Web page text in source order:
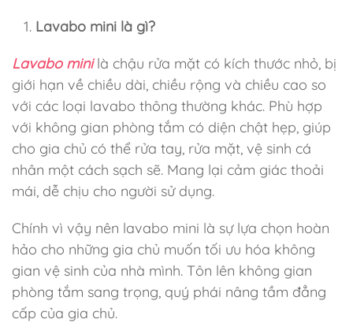
Lavabo mini là gì?
Lavabo minilà chậu rửa mặt có kích thước nhỏ, bị
giới hạn về chiều dài, chiều rộng và chiều cao so
với các loại lavabo thông thường khác. Phù hợp
với không gian phòng tắm có diện chật hẹp, giúp
cho gia chủ có thể rửa tay, rửa mặt, vệ sinh cá
nhân một cách sạch sẽ. Mang lại cảm giác thoải
mái, dễ chịu cho người sử dụng.
Chính vì vậy nên lavabo mini là sự lựa chọn hoàn
hảo cho những gia chủ muốn tối ưu hóa không
gian vệ sinh của nhà mình. Tôn lên không gian
phòng tắm sang trọng, quý phái nâng tầm đẳng
cấp của gia chủ.